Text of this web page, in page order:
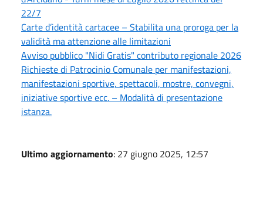
22/7
Carte d’identità cartacee – Stabilita una proroga per la
validità ma attenzione alle limitazioni
Avviso pubblico "Nidi Gratis" contributo regionale 2026
Richieste di Patrocinio Comunale per manifestazioni,
manifestazioni sportive, spettacoli, mostre, convegni,
iniziative sportive ecc. – Modalità di presentazione
istanza.
Ultimo aggiornamento: 27 giugno 2025, 12:57